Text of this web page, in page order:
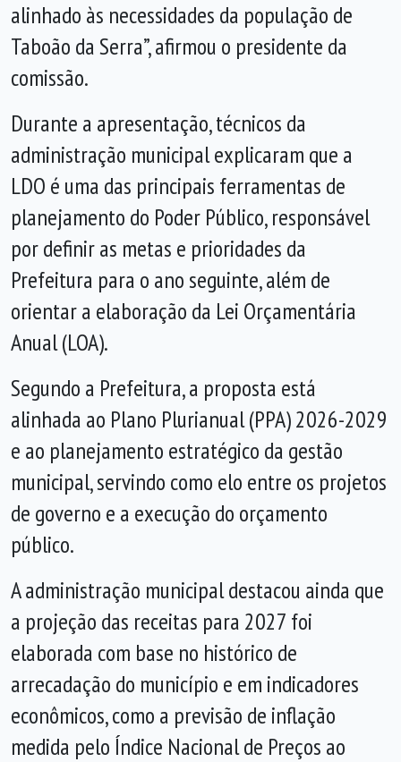
alinhado às necessidades da população de
Taboão da Serra”, afirmou o presidente da
comissão.
Durante a apresentação, técnicos da
administração municipal explicaram que a
LDO é uma das principais ferramentas de
planejamento do Poder Público, responsável
por definir as metas e prioridades da
Prefeitura para o ano seguinte, além de
orientar a elaboração da Lei Orçamentária
Anual (LOA).
Segundo a Prefeitura, a proposta está
alinhada ao Plano Plurianual (PPA) 2026-2029
e ao planejamento estratégico da gestão
municipal, servindo como elo entre os projetos
de governo e a execução do orçamento
público.
A administração municipal destacou ainda que
a projeção das receitas para 2027 foi
elaborada com base no histórico de
arrecadação do município e em indicadores
econômicos, como a previsão de inflação
medida pelo Índice Nacional de Preços ao